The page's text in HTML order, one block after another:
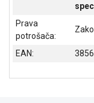
Prava
potrošača:
EAN: